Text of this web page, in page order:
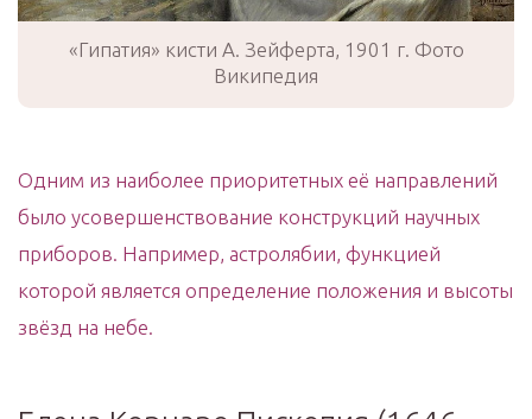
«Гипатия» кисти А. Зейферта, 1901 г. Фото
Википедия
Одним из наиболее приоритетных её направлений
было усовершенствование конструкций научных
приборов. Например, астролябии, функцией
которой является определение положения и высоты
звёзд на небе.